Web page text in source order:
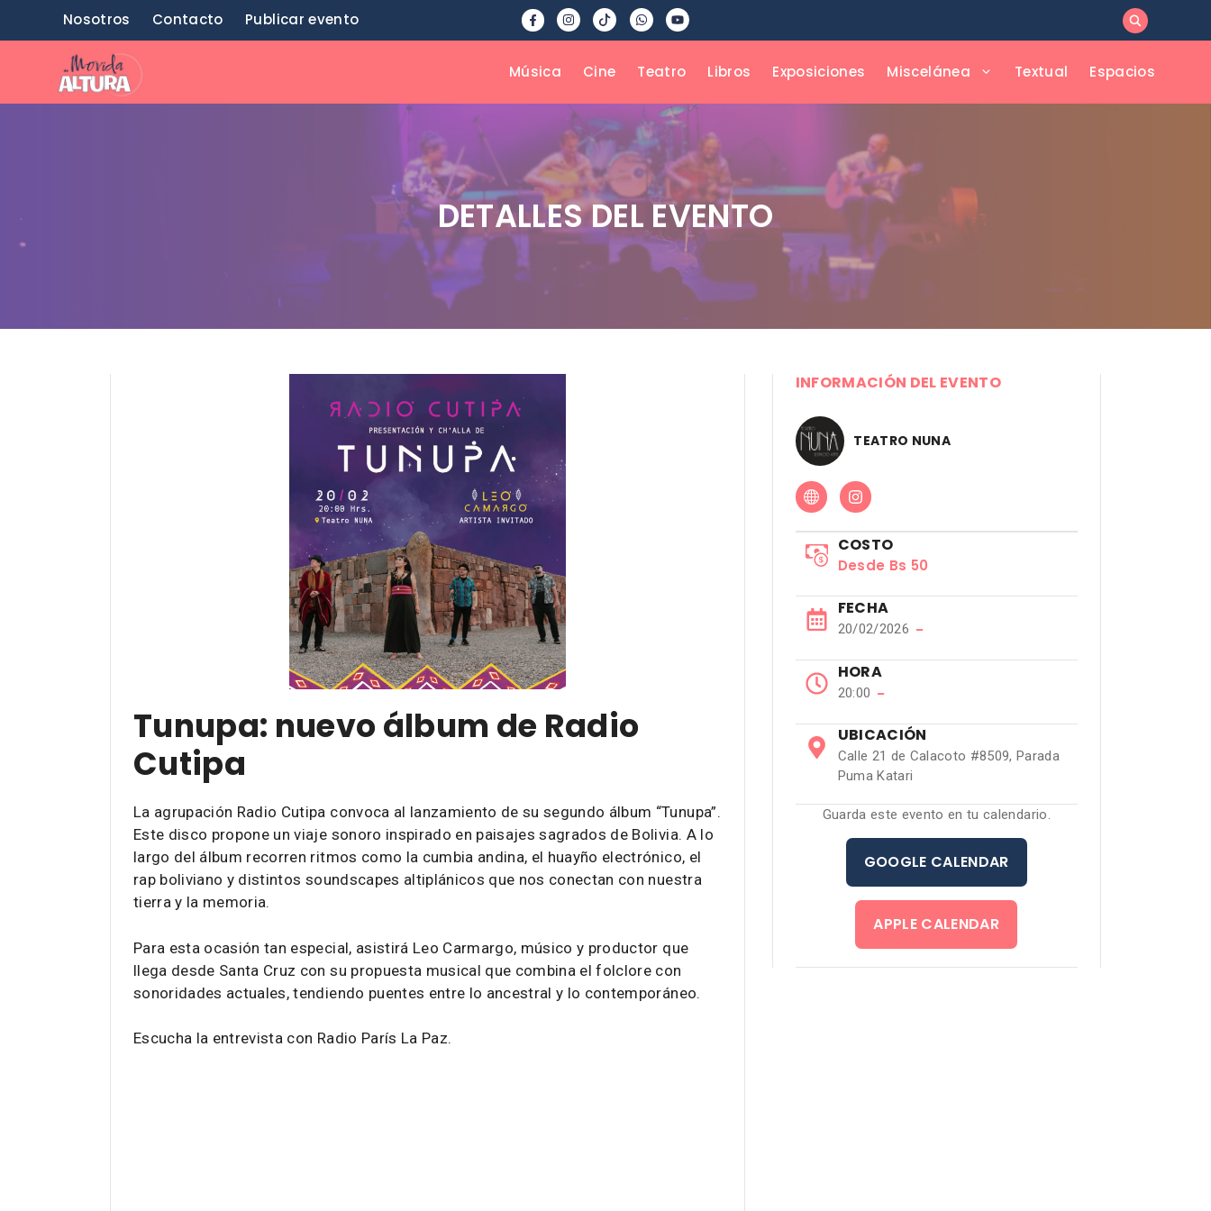
Nosotros Contacto Publicar evento
Música Cine Teatro Libros Exposiciones Miscelánea Textual Espacios
DETALLES DEL EVENTO
Tunupa: nuevo álbum de Radio
Cutipa
La agrupación Radio Cutipa convoca al lanzamiento de su segundo álbum “Tunupa”.
Este disco propone un viaje sonoro inspirado en paisajes sagrados de Bolivia. A lo
largo del álbum recorren ritmos como la cumbia andina, el huayño electrónico, el
rap boliviano y distintos soundscapes altiplánicos que nos conectan con nuestra
tierra y la memoria.
Para esta ocasión tan especial, asistirá Leo Carmargo, músico y productor que
llega desde Santa Cruz con su propuesta musical que combina el folclore con
sonoridades actuales, tendiendo puentes entre lo ancestral y lo contemporáneo.
Escucha la entrevista con Radio París La Paz.
INFORMACIÓN DEL EVENTO
TEATRO NUNA
COSTO
Desde Bs 50
FECHA
20/02/2026 −
HORA
20:00 −
UBICACIÓN
Calle 21 de Calacoto #8509, Parada
Puma Katari
Guarda este evento en tu calendario.
GOOGLE CALENDAR
APPLE CALENDAR